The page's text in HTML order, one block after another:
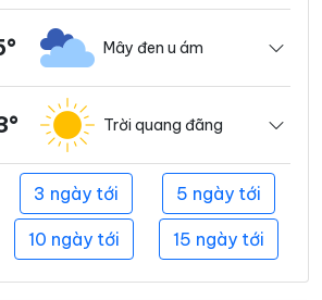
Mây đen u ám
Trời quang đãng
3 ngày tới 5 ngày tới
10 ngày tới 15 ngày tới